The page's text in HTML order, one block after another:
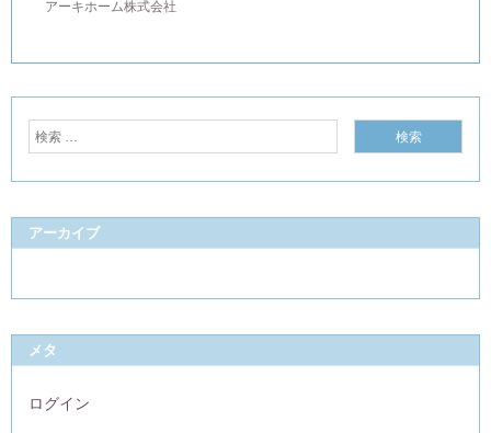
アーキホーム株式会社
アーカイブ
メタ
ログイン